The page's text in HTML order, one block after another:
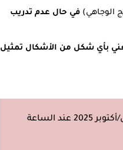
في حال عدم تدريب
بأي شكل من الأشكال تمثيل
كن أنت أحدهم وانضم إلينا عبر التسجيل في التدريب القادم يوم الاثنين 13 تشرين الأول/أكتوبر 2025 عند الساعة